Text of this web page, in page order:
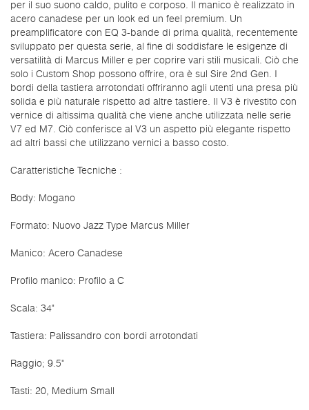
per il suo suono caldo, pulito e corposo. Il manico è realizzato in
acero canadese per un look ed un feel premium. Un
preamplificatore con EQ 3-bande di prima qualità, recentemente
sviluppato per questa serie, al fine di soddisfare le esigenze di
versatilità di Marcus Miller e per coprire vari stili musicali. Ciò che
solo i Custom Shop possono offrire, ora è sul Sire 2nd Gen. I
bordi della tastiera arrotondati offriranno agli utenti una presa più
solida e più naturale rispetto ad altre tastiere. Il V3 è rivestito con
vernice di altissima qualità che viene anche utilizzata nelle serie
V7 ed M7. Ciò conferisce al V3 un aspetto più elegante rispetto
ad altri bassi che utilizzano vernici a basso costo.
Caratteristiche Tecniche :
Body: Mogano
Formato: Nuovo Jazz Type Marcus Miller
Manico: Acero Canadese
Profilo manico: Profilo a C
Scala: 34"
Tastiera: Palissandro con bordi arrotondati
Raggio; 9.5"
Tasti: 20, Medium Small